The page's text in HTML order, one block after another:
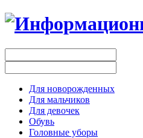
Для новорожденных
Для мальчиков
Для девочек
Обувь
Головные уборы